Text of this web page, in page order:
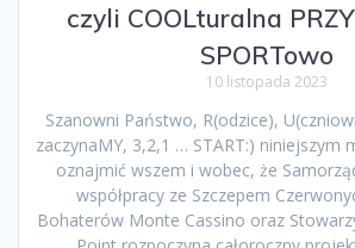
czyli COOLturalna
SPORTowo
10 listopada 2023
Szanowni Państwo, R(odzice),
zaczynaMY, 3,2,1 … START:) niniejszym
oznajmić wszem i wobec, że
współpracy ze Szczepem
Bohaterów Monte Cassino oraz